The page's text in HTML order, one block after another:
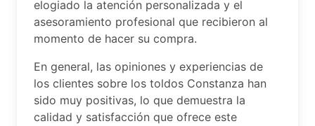
elogiado la atención personalizada y el
asesoramiento profesional que recibieron al
momento de hacer su compra.
En general, las opiniones y experiencias de
los clientes sobre los toldos Constanza han
sido muy positivas, lo que demuestra la
calidad y satisfacción que ofrece este